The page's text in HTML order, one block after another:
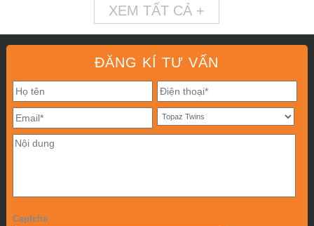
XEM TẤT CẢ +
ĐĂNG KÍ TƯ VẤN
Captcha